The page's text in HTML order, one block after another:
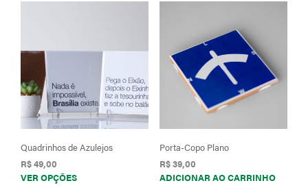
Quadrinhos de Azulejos
R$49,00
VER OPÇÕES
Este
Porta-Copo Plano
R$39,00
ADICIONAR AO CARRINHO